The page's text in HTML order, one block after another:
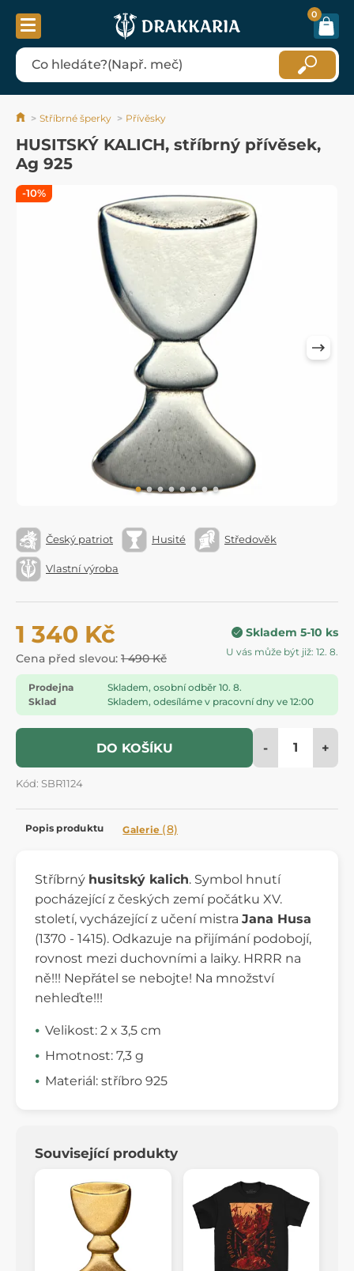
0
Stříbrné šperky Přívěsky
HUSITSKÝ KALICH, stříbrný přívěsek,
Ag 925
Český patriot Husité Středověk
Vlastní výroba
1 340 Kč
Cena před slevou: 1 490 Kč
Skladem 5-10 ks
U vás může být již: 12. 8.
Prodejna
Skladem, osobní odběr 10. 8.
Sklad
Skladem, odesíláme v pracovní dny ve 12:00
DO KOŠÍKU - +
Kód: SBR1124
-10%
Popis produktu Galerie (8)
Stříbrný husitský kalich. Symbol hnutí
pocházející z českých zemí počátku XV.
století, vycházející z učení mistra Jana Husa
(1370 - 1415). Odkazuje na přijímání podobojí,
rovnost mezi duchovními a laiky. HRRR na
ně!!! Nepřátel se nebojte! Na množství
nehleďte!!!
Velikost: 2 x 3,5 cm
Hmotnost: 7,3 g
Materiál: stříbro 925
Související produkty